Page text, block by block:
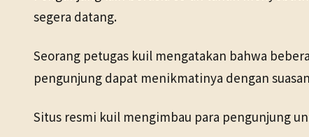
segera datang.
Seorang petugas kuil mengatakan bahwa
pengunjung dapat menikmatinya dengan
Situs resmi kuil mengimbau para pengunjung